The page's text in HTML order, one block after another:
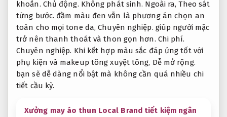
khoắn. Chủ động. Không phát sinh. Ngoài ra,Theo sát
từng bước. đầm màu đen vẫn là phương án chọn an
toàn cho mọi tone da,Chuyên nghiệp. giúp người mặc
trở nên thanh thoát và thon gọn hơn. Chi phí.
Chuyên nghiệp. Khi kết hợp màu sắc đáp ứng tốt với
phụ kiện và makeup tông xuyệt tông, Dễ mở rộng.
bạn sẽ dễ dàng nổi bật mà không cần quá nhiều chi
tiết cầu kỳ.
Xưởng may áo thun Local Brand tiết kiệm ngân